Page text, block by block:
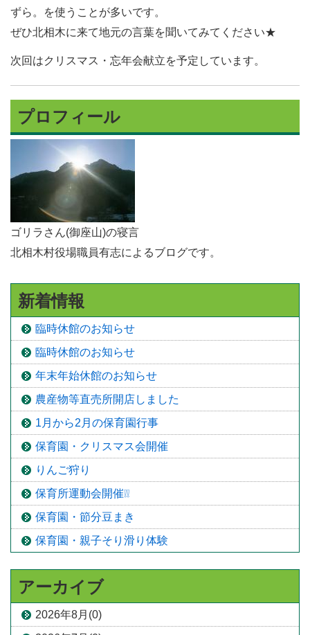
ずら。を使うことが多いです。
ぜひ北相木に来て地元の言葉を聞いてみてください★
次回はクリスマス・忘年会献立を予定しています。
プロフィール
ゴリラさん(御座山)の寝言
北相木村役場職員有志によるブログです。
新着情報
臨時休館のお知らせ
臨時休館のお知らせ
年末年始休館のお知らせ
農産物等直売所開店しました
1月から2月の保育園行事
保育園・クリスマス会開催
りんご狩り
保育所運動会開催❕❕
保育園・節分豆まき
保育園・親子そり滑り体験
アーカイブ
2026年8月(0)